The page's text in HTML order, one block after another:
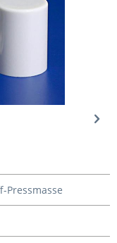
Pressmasse